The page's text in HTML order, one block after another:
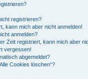
registrieren?
kann mich aber nicht anmelden!
anmelden?
Zeit registriert, kann mich aber
vergessen!
abgemeldet?
Cookies löschen“?